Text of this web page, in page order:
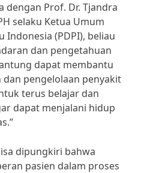
dengan Prof. Dr. Tjandra
selaku Ketua Umum
(PDPI), beliau
dan pengetahuan
dapat membantu
dan pengelolaan penyakit
terus belajar dan
dapat menjalani hidup
dipungkiri bahwa
pasien dalam proses